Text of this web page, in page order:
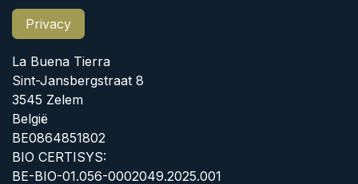
Privacy
La Buena Tierra
Sint-Jansbergstraat 8
3545 Zelem
België
BE0864851802
BIO CERTISYS:
BE-BIO-01.056-0002049.2025.001